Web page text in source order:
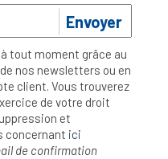
Envoyer
tout moment grâce au
nos newsletters ou en
client. Vous trouverez
de votre droit
et
concernant ici
de confirmation